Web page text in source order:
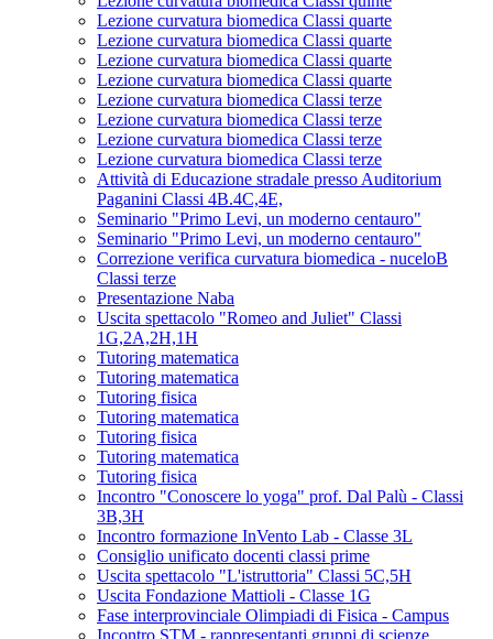
Lezione curvatura biomedica Classi quarte
Lezione curvatura biomedica Classi quarte
Lezione curvatura biomedica Classi quarte
Lezione curvatura biomedica Classi quarte
Lezione curvatura biomedica Classi terze
Lezione curvatura biomedica Classi terze
Lezione curvatura biomedica Classi terze
Lezione curvatura biomedica Classi terze
Attività di Educazione stradale presso Auditorium
Paganini Classi 4B.4C,4E,
Seminario "Primo Levi, un moderno centauro"
Seminario "Primo Levi, un moderno centauro"
Correzione verifica curvatura biomedica - nuceloB
Classi terze
Presentazione Naba
Uscita spettacolo "Romeo and Juliet" Classi
1G,2A,2H,1H
Tutoring matematica
Tutoring matematica
Tutoring fisica
Tutoring matematica
Tutoring fisica
Tutoring matematica
Tutoring fisica
Incontro "Conoscere lo yoga" prof. Dal Palù - Classi
3B,3H
Incontro formazione InVento Lab - Classe 3L
Consiglio unificato docenti classi prime
Uscita spettacolo "L'istruttoria" Classi 5C,5H
Uscita Fondazione Mattioli - Classe 1G
Fase interprovinciale Olimpiadi di Fisica - Campus